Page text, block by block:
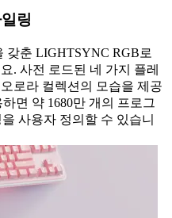
링
갖춘 LIGHTSYNC RGB로
. 사전 로드된 네 가지 플레
로라 컬렉션의 모습을 제공
면 약 1680만 개의 프로그
사용자 정의할 수 있습니